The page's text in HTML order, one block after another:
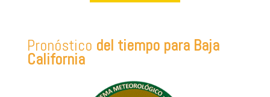
Pronóstico del tiempo para Baja
California